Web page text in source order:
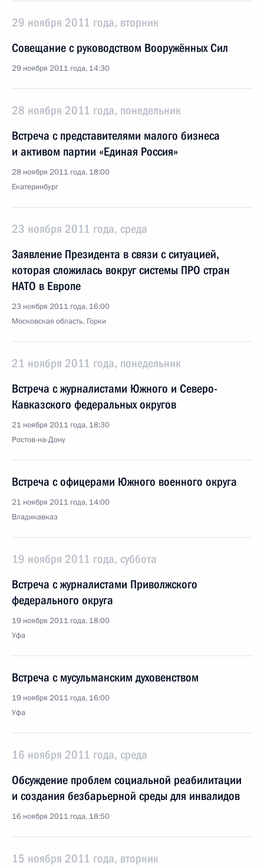
29 ноября 2011 года, вторник
Совещание с руководством Вооружённых Сил
29 ноября 2011 года, 14:30
28 ноября 2011 года, понедельник
Встреча с представителями малого бизнеса
и активом партии «Единая Россия»
28 ноября 2011 года, 18:00
Екатеринбург
23 ноября 2011 года, среда
Заявление Президента в связи с ситуацией,
которая сложилась вокруг системы ПРО стран
НАТО в Европе
23 ноября 2011 года, 16:00
Московская область, Горки
21 ноября 2011 года, понедельник
Встреча с журналистами Южного и Северо-
Кавказского федеральных округов
21 ноября 2011 года, 18:30
Ростов-на-Дону
Встреча с офицерами Южного военного округа
21 ноября 2011 года, 14:00
Владикавказ
19 ноября 2011 года, суббота
Встреча с журналистами Приволжского
федерального округа
19 ноября 2011 года, 18:00
Уфа
Встреча с мусульманским духовенством
19 ноября 2011 года, 16:00
Уфа
16 ноября 2011 года, среда
Обсуждение проблем социальной реабилитации
и создания безбарьерной среды для инвалидов
16 ноября 2011 года, 18:50
15 ноября 2011 года, вторник